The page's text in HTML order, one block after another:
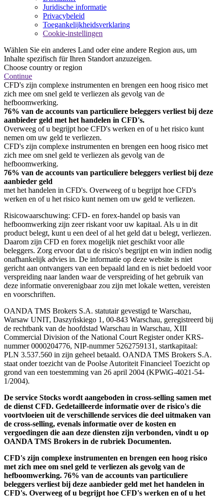
Juridische informatie
Privacybeleid
Toegankelijkheidsverklaring
Cookie-instellingen
Wählen Sie ein anderes Land oder eine andere Region aus, um
Inhalte spezifisch für Ihren Standort anzuzeigen.
Choose country or region
Continue
CFD's zijn complexe instrumenten en brengen een hoog risico met
zich mee om snel geld te verliezen als gevolg van de
hefboomwerking.
76% van de accounts van particuliere beleggers verliest bij deze
aanbieder geld met het handelen in CFD's.
Overweeg of u begrijpt hoe CFD's werken en of u het risico kunt
nemen om uw geld te verliezen.
CFD's zijn complexe instrumenten en brengen een hoog risico met
zich mee om snel geld te verliezen als gevolg van de
hefboomwerking.
76% van de accounts van particuliere beleggers verliest bij deze
aanbieder geld
met het handelen in CFD's. Overweeg of u begrijpt hoe CFD's
werken en of u het risico kunt nemen om uw geld te verliezen.
Risicowaarschuwing: CFD- en forex-handel op basis van
hefboomwerking zijn zeer riskant voor uw kapitaal. Als u in dit
product belegt, kunt u een deel of al het geld dat u belegt, verliezen.
Daarom zijn CFD en forex mogelijk niet geschikt voor alle
beleggers. Zorg ervoor dat u de risico's begrijpt en win indien nodig
onafhankelijk advies in. De informatie op deze website is niet
gericht aan ontvangers van een bepaald land en is niet bedoeld voor
verspreiding naar landen waar de verspreiding of het gebruik van
deze informatie onverenigbaar zou zijn met lokale wetten, vereisten
en voorschriften.
OANDA TMS Brokers S.A. statutair gevestigd te Warschau,
Warsaw UNIT, Daszyńskiego 1, 00-843 Warschau, geregistreerd bij
de rechtbank van de hoofdstad Warschau in Warschau, XIII
Commercial Division of the National Court Register onder KRS-
nummer 0000204776, NIP-nummer 5262759131, startkapitaal:
PLN 3.537.560 in zijn geheel betaald. OANDA TMS Brokers S.A.
staat onder toezicht van de Poolse Autoriteit Financieel Toezicht op
grond van een toestemming van 26 april 2004 (KPWiG-4021-54-
1/2004).
De service Stocks wordt aangeboden in cross-selling samen met
de dienst CFD. Gedetailleerde informatie over de risico's die
voortvloeien uit de verschillende services die deel uitmaken van
de cross-selling, evenals informatie over de kosten en
vergoedingen die aan deze diensten zijn verbonden, vindt u op
OANDA TMS Brokers in de rubriek Documenten.
CFD's zijn complexe instrumenten en brengen een hoog risico
met zich mee om snel geld te verliezen als gevolg van de
hefboomwerking. 76% van de accounts van particuliere
beleggers verliest bij deze aanbieder geld met het handelen in
CFD's. Overweeg of u begrijpt hoe CFD's werken en of u het